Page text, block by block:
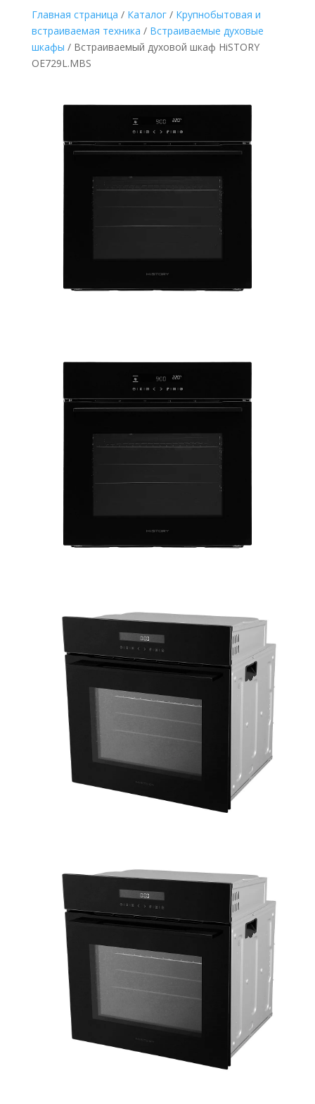
Главная страница / Каталог / Крупнобытовая и
встраиваемая техника / Встраиваемые духовые
шкафы / Встраиваемый духовой шкаф HiSTORY
OE729L.MBS